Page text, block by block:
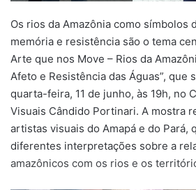
Os rios da Amazônia como símbolos
memória e resistência são o tema
Arte que nos Move – Rios da
Afeto e Resistência das Águas”, que
quarta-feira, 11 de junho, às 19h, no
Visuais Cândido Portinari. A mostra
artistas visuais do Amapá e do Pará,
diferentes interpretações sobre a
amazônicos com os rios e os